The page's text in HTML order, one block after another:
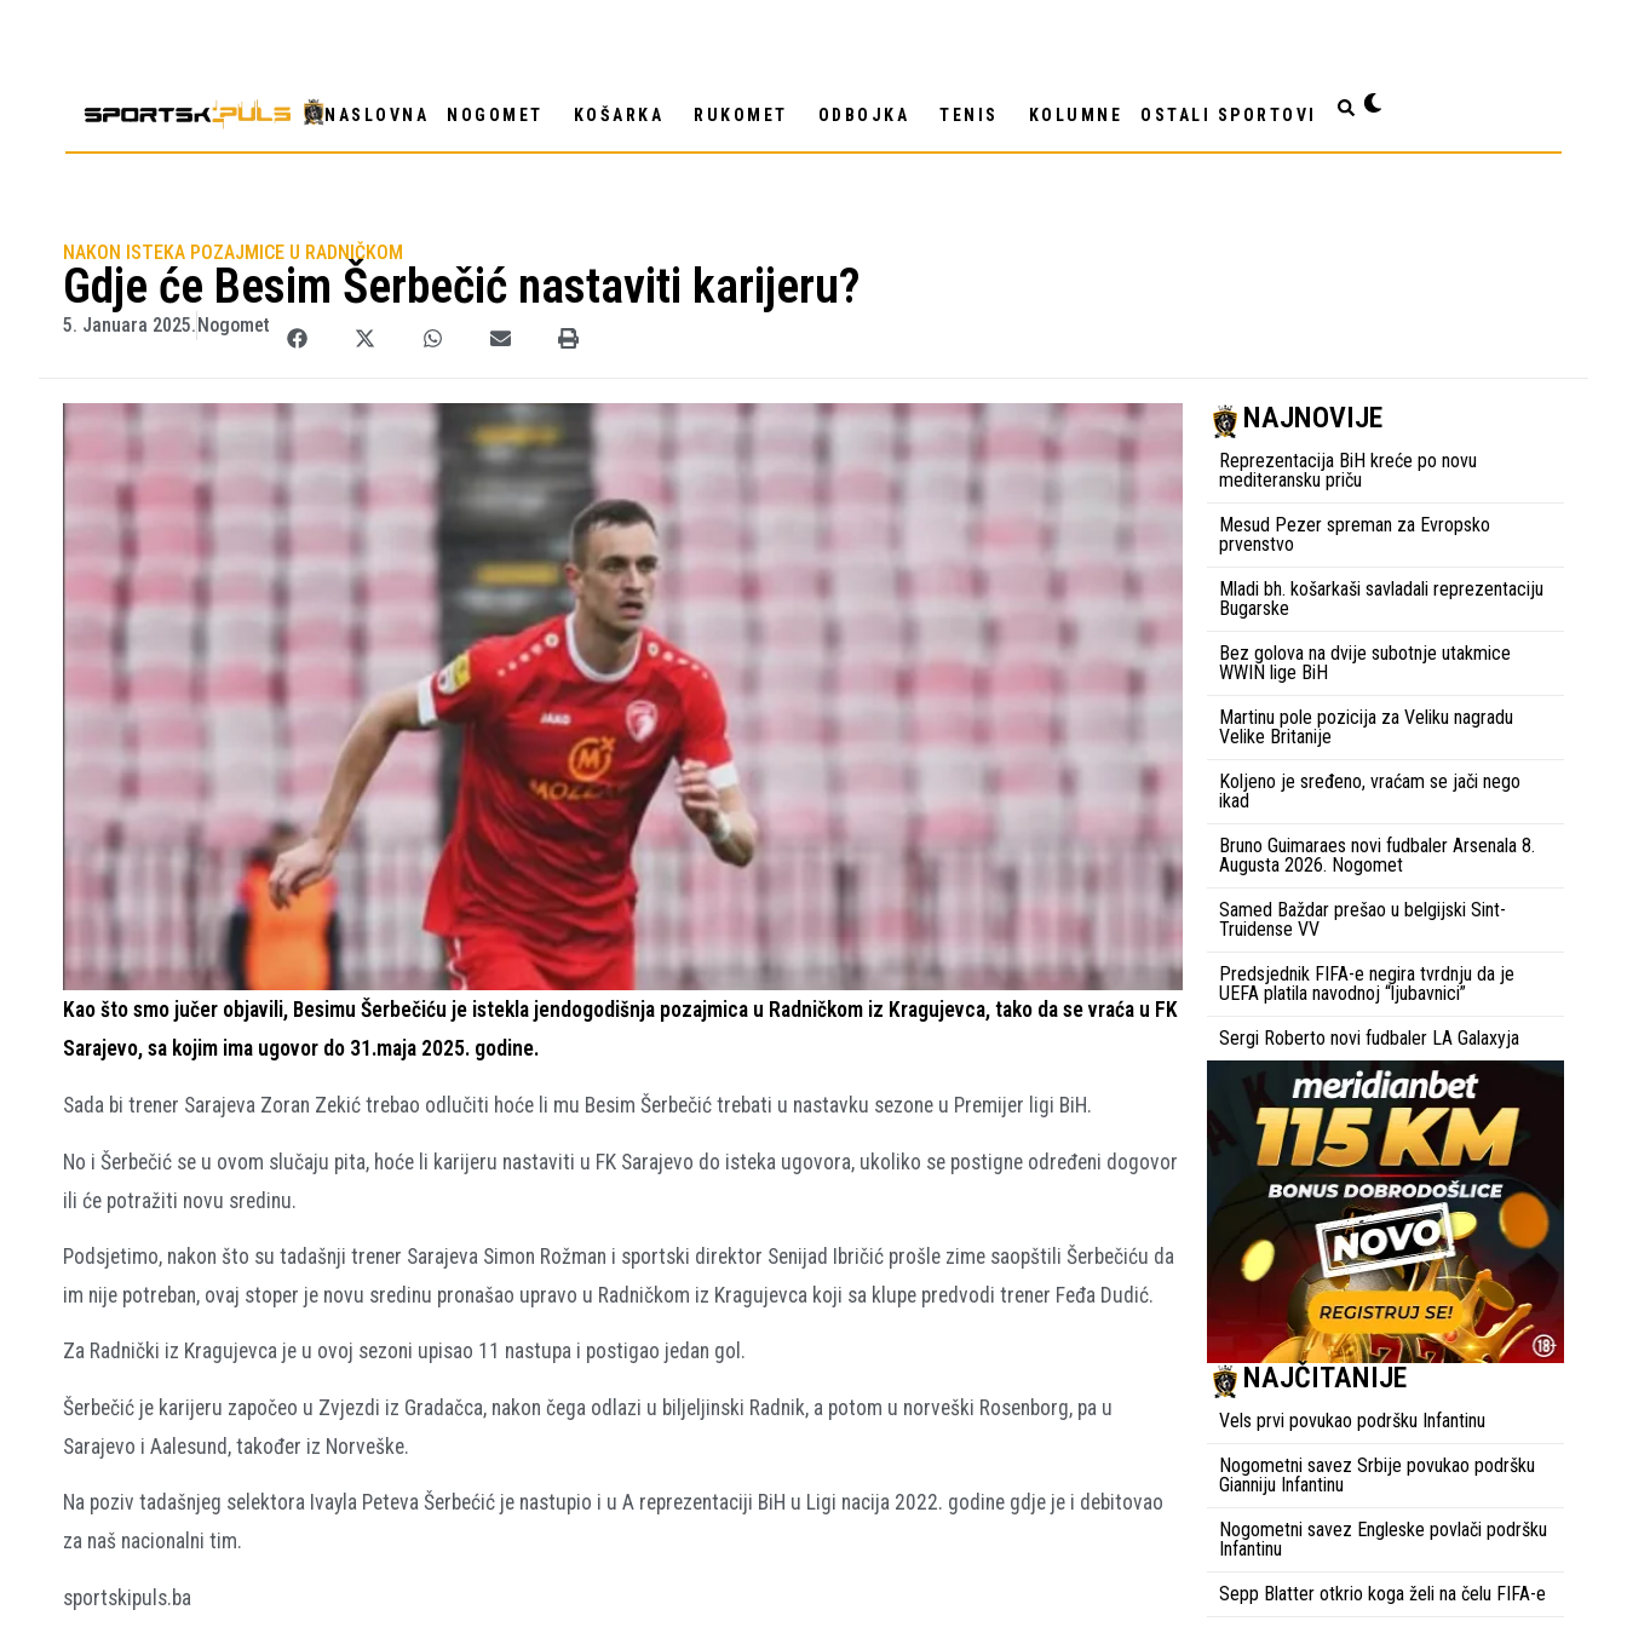
NASLOVNA NOGOMET KOŠARKA RUKOMET ODBOJKA TENIS KOLUMNE OSTALI SPORTOVI
NAKON ISTEKA POZAJMICE U RADNIČKOM
Gdje će Besim Šerbečić nastaviti karijeru?
5. Januara 2025. Nogomet
Kao što smo jučer objavili, Besimu Šerbečiću je istekla jendogodišnja pozajmica u Radničkom iz Kragujevca, tako da se vraća u FK
Sarajevo, sa kojim ima ugovor do 31.maja 2025. godine.
Sada bi trener Sarajeva Zoran Zekić trebao odlučiti hoće li mu Besim Šerbečić trebati u nastavku sezone u Premijer ligi BiH.
No i Šerbečić se u ovom slučaju pita, hoće li karijeru nastaviti u FK Sarajevo do isteka ugovora, ukoliko se postigne određeni dogovor
ili će potražiti novu sredinu.
Podsjetimo, nakon što su tadašnji trener Sarajeva Simon Rožman i sportski direktor Senijad Ibričić prošle zime saopštili Šerbečiću da
im nije potreban, ovaj stoper je novu sredinu pronašao upravo u Radničkom iz Kragujevca koji sa klupe predvodi trener Feđa Dudić.
Za Radnički iz Kragujevca je u ovoj sezoni upisao 11 nastupa i postigao jedan gol.
Šerbečić je karijeru započeo u Zvjezdi iz Gradačca, nakon čega odlazi u biljeljinski Radnik, a potom u norveški Rosenborg, pa u
Sarajevo i Aalesund, također iz Norveške.
Na poziv tadašnjeg selektora Ivayla Peteva Šerbećić je nastupio i u A reprezentaciji BiH u Ligi nacija 2022. godine gdje je i debitovao
za naš nacionalni tim.
sportskipuls.ba
NAJNOVIJE
Reprezentacija BiH kreće po novu
mediteransku priču
Mesud Pezer spreman za Evropsko
prvenstvo
Mladi bh. košarkaši savladali reprezentaciju
Bugarske
Bez golova na dvije subotnje utakmice
WWIN lige BiH
Martinu pole pozicija za Veliku nagradu
Velike Britanije
Koljeno je sređeno, vraćam se jači nego
ikad
Bruno Guimaraes novi fudbaler Arsenala 8.
Augusta 2026. Nogomet
Samed Baždar prešao u belgijski Sint-
Truidense VV
Predsjednik FIFA-e negira tvrdnju da je
UEFA platila navodnoj “ljubavnici”
Sergi Roberto novi fudbaler LA Galaxyja
NAJČITANIJE
Vels prvi povukao podršku Infantinu
Nogometni savez Srbije povukao podršku
Gianniju Infantinu
Nogometni savez Engleske povlači podršku
Infantinu
Sepp Blatter otkrio koga želi na čelu FIFA-e